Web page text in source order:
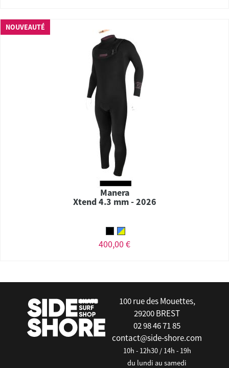
NOUVEAUTÉ
Manera
Xtend 4.3 mm - 2026
400,00 €
100 rue des Mouettes,
29200 BREST
02 98 46 71 85
contact@side-shore.com
10h - 12h30 / 14h - 19h
du lundi au samedi